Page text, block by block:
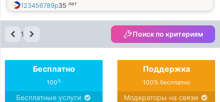
123456789p35 лет
1 Поиск по критериям
Бесплатно
100%
Бесплатные услуги
Поддержка
100% бесплатно
Модераторы на связи